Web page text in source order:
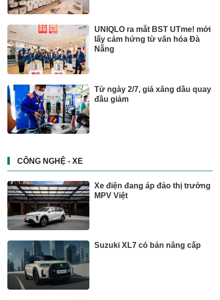
UNIQLO ra mắt BST UTme! mới
lấy cảm hứng từ văn hóa Đà
Nẵng
Từ ngày 2/7, giá xăng dầu quay
đầu giảm
CÔNG NGHỆ - XE
Xe điện đang áp đảo thị trường
MPV Việt
Suzuki XL7 có bản nâng cấp